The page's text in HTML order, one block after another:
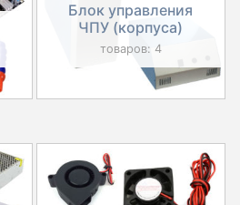
Блок управления
ЧПУ (корпуса)
товаров: 4